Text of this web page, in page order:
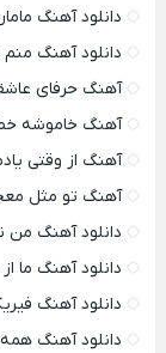
دانلود آهنگ
دانلود آهنگ
آهنگ حرفای
آهنگ خاموشه
آهنگ از وقتی
آهنگ تو مثل
دانلود آهنگ من
دانلود آهنگ ما
دانلود آهنگ
دانلود آهنگ